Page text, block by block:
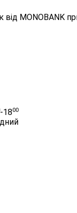
MONOBANK
-1800